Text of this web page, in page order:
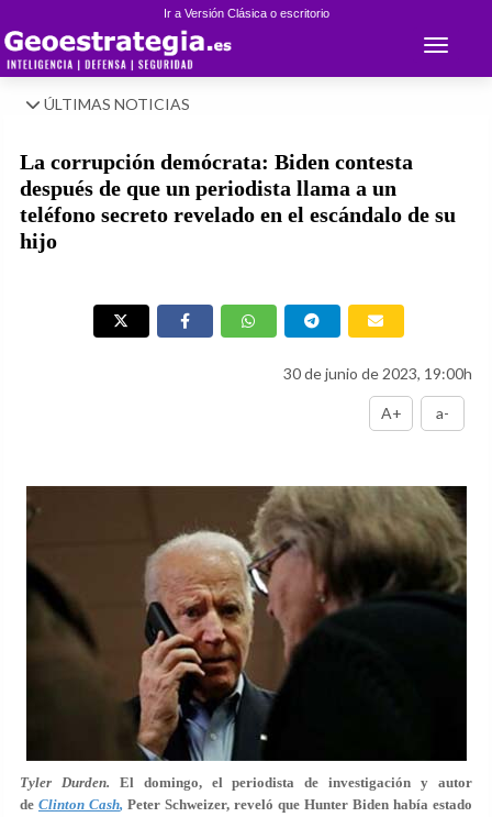
Ir a Versión Clásica o escritorio
Toggle
ÚLTIMAS NOTICIAS
La corrupción demócrata: Biden contesta
después de que un periodista llama a un
teléfono secreto revelado en el escándalo de su
hijo
30 de junio de 2023, 19:00h
A+ a-
Tyler Durden. El domingo, el periodista de investigación y autor
de Clinton Cash, Peter Schweizer, reveló que Hunter Biden había estado